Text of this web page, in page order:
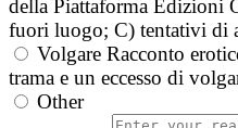
della Piattaforma Edizioni
fuori luogo; C) tentativi di
Volgare Racconto
trama e un eccesso di
Other